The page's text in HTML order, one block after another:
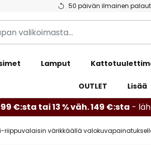
50 päivän ilmainen
Lamput
OUTLET Lisää
€:sta tai 13 % väh. 149 €:sta -
riippuvalaisin värikkäällä